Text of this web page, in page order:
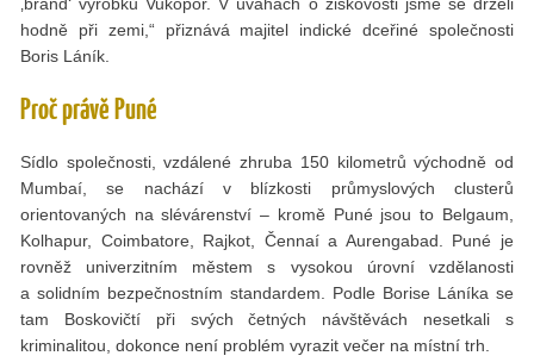
hodně při zemi,“ přiznává majitel indické dceřiné společnosti
Boris Láník.
Proč právě Puné
Sídlo společnosti, vzdálené zhruba 150 kilometrů východně od
Mumbaí, se nachází v blízkosti průmyslových clusterů
orientovaných na slévárenství – kromě Puné jsou to Belgaum,
Kolhapur, Coimbatore, Rajkot, Čennaí a Aurengabad. Puné je
rovněž univerzitním městem s vysokou úrovní vzdělanosti
a solidním bezpečnostním standardem. Podle Borise Láníka se
tam Boskovičtí při svých četných návštěvách nesetkali s
kriminalitou, dokonce není problém vyrazit večer na místní trh.